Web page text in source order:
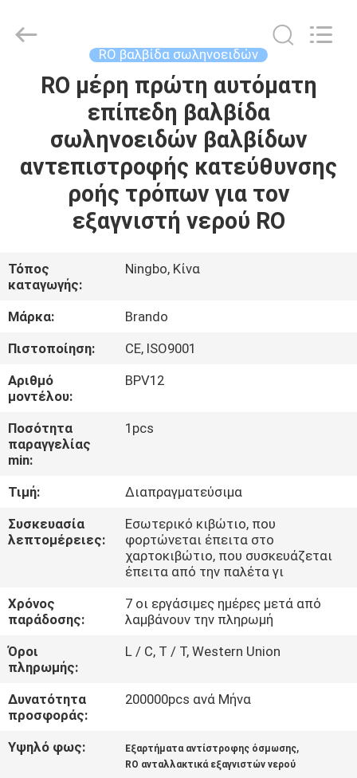
ΣΠΊΤΙ
ΠΡΟΪΌΝΤΑ
ΣΧΕΤΙΚΆ
ΕΠΙΣΚΈΨΕΙΣ
ΣΤΟ
ΕΡΓΟΣΤΆΣΙΟ
ΈΛΕΓΧΟΣ
ΠΟΙΌΤΗΤΑΣ
ΜΑΖΊ
ΜΑΣ
ΜΙΑ
ΠΡΟΣΦΟΡΆ
NEWS
SITEMAP
RO βαλβίδα σωληνοειδών
RO μέρη πρώτη αυτόματη
επίπεδη βαλβίδα
σωληνοειδών βαλβίδων
αντεπιστροφής κατεύθυνσης
ροής τρόπων για τον
εξαγνιστή νερού RO
Τόπος
καταγωγής:
Ningbo, Κίνα
Μάρκα:
Brando
Πιστοποίηση:
CE, ISO9001
Αριθμό
μοντέλου:
BPV12
Ποσότητα
παραγγελίας
min:
1pcs
Τιμή:
Διαπραγματεύσιμα
Συσκευασία
λεπτομέρειες:
Εσωτερικό κιβώτιο, που
φορτώνεται έπειτα στο
χαρτοκιβώτιο, που συσκευάζεται
έπειτα από την παλέτα γι
Χρόνος
παράδοσης:
7 οι εργάσιμες ημέρες μετά από
λαμβάνουν την πληρωμή
Όροι
πληρωμής:
L / C, T / T, Western Union
Δυνατότητα
προσφοράς:
200000pcs ανά Μήνα
Υψηλό φως: Εξαρτήματα αντίστροφης όσμωσης,
RO ανταλλακτικά εξαγνιστών νερού